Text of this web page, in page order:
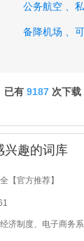
公务航空 、
备降机场 、
已有 9187 次下载
兴趣的词库
【官方推荐】
济制度、电子商务